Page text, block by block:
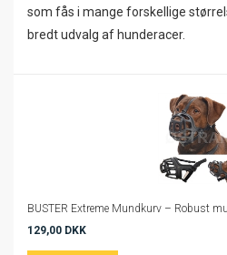
som fås i mange forskellige
bredt udvalg af hunderacer.
BUSTER Extreme Mundkurv – Robust
129,00 DKK